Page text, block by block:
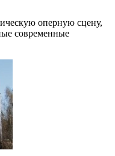
оперную сцену,
современные